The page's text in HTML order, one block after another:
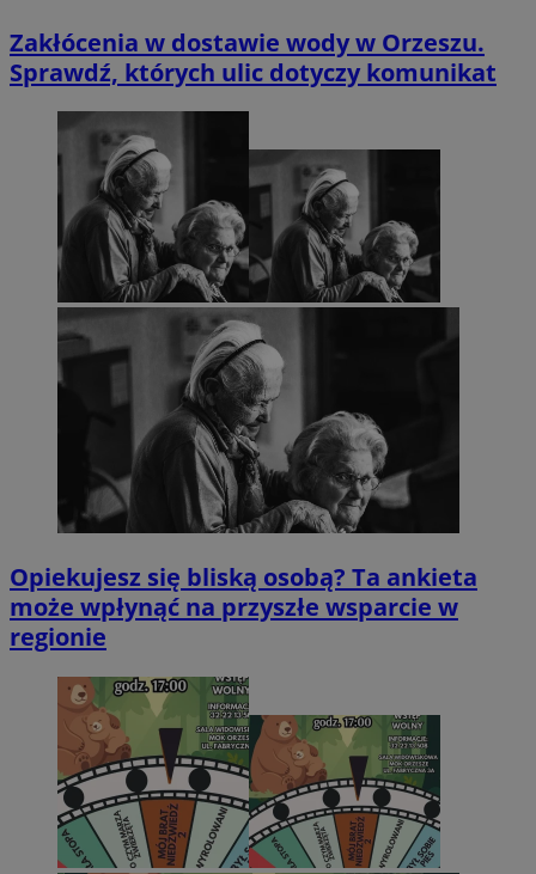
Zakłócenia w dostawie wody w Orzeszu.
Sprawdź, których ulic dotyczy komunikat
Opiekujesz się bliską osobą? Ta ankieta
może wpłynąć na przyszłe wsparcie w
regionie